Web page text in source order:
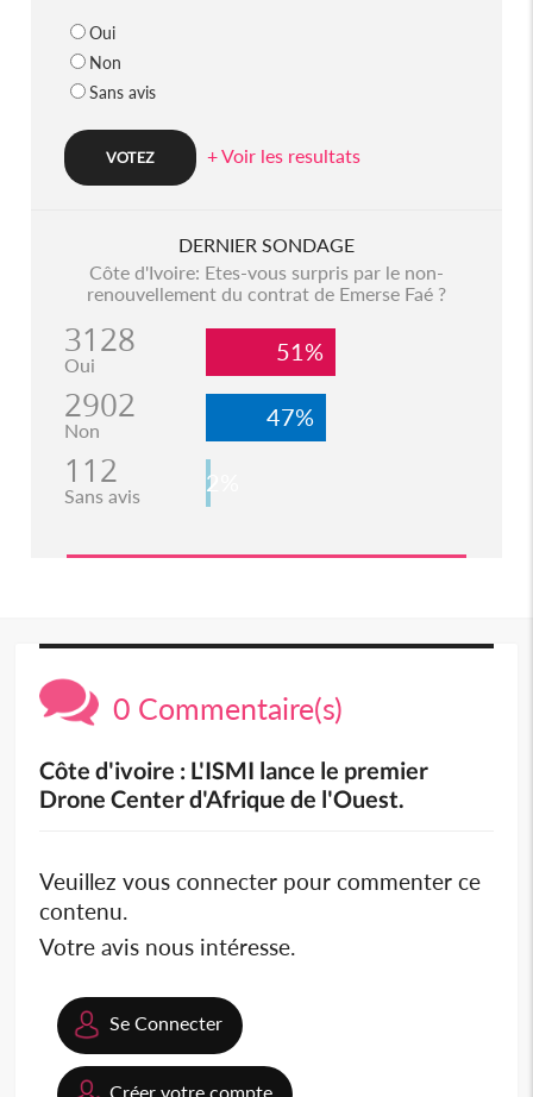
Oui
Non
Sans avis
+ Voir les resultats
DERNIER SONDAGE
Côte d'Ivoire: Etes-vous surpris par le non-
renouvellement du contrat de Emerse Faé ?
3128
Oui 51%
2902
Non 47%
112
Sans avis 2%
0 Commentaire(s)
Côte d'ivoire : L'ISMI lance le premier
Drone Center d'Afrique de l'Ouest.
Veuillez vous connecter pour commenter ce
contenu.
Votre avis nous intéresse.
Se Connecter
Créer votre compte